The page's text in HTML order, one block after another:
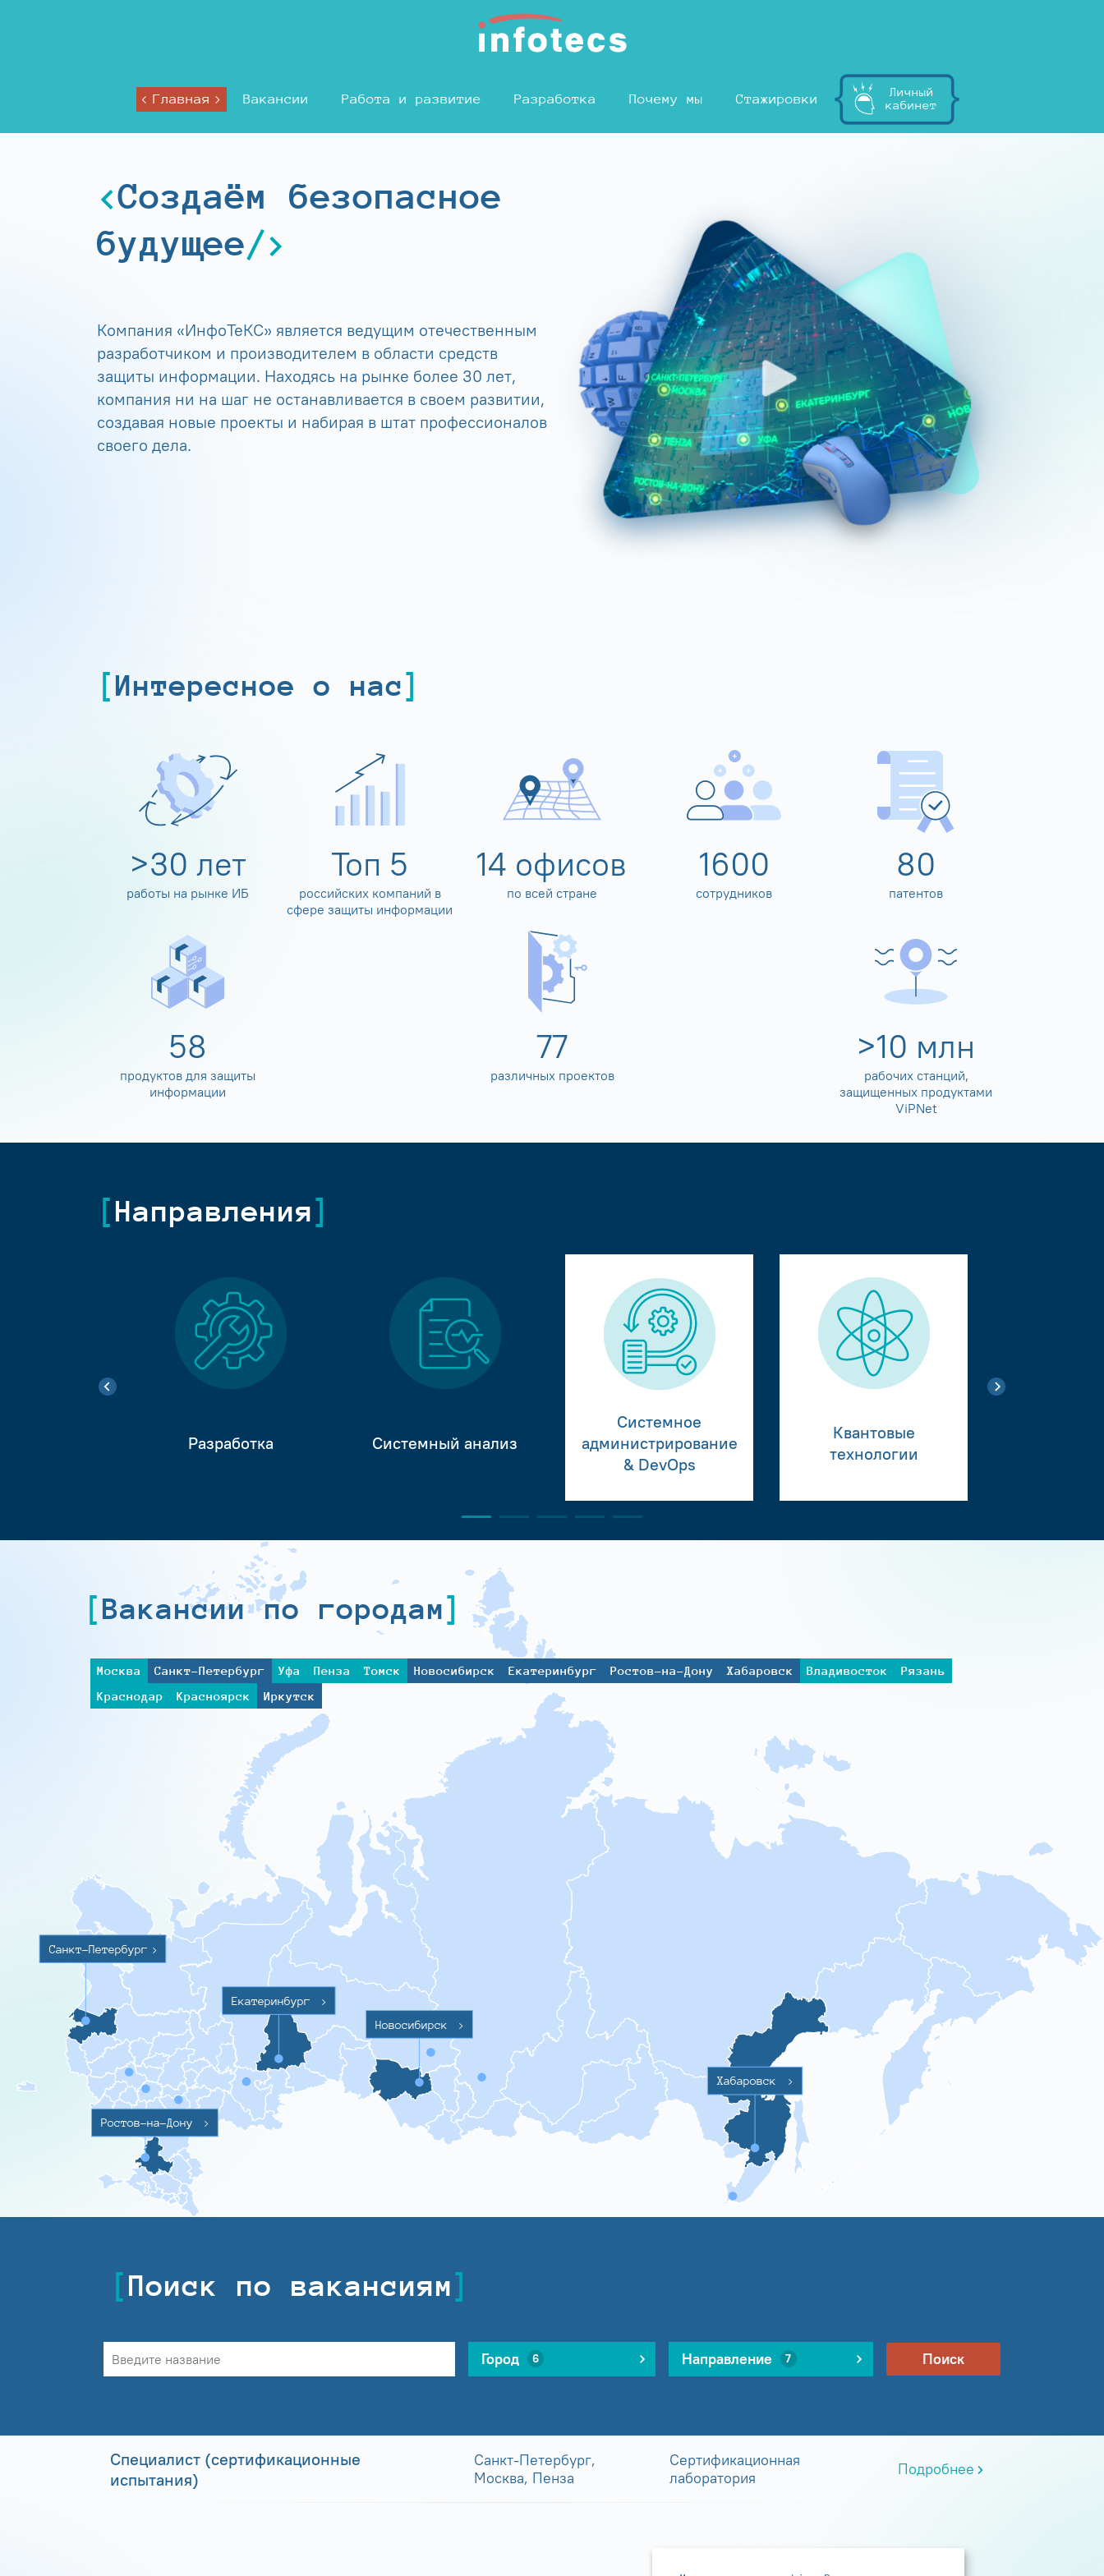
Главная Вакансии Работа и развитие Разработка Почему мы Стажировки
Личный
кабинет
Создаём безопасное
будущее
Компания «ИнфоТеКС» является ведущим отечественным
разработчиком и производителем в области средств
защиты информации. Находясь на рынке более 30 лет,
компания ни на шаг не останавливается в своем развитии,
создавая новые проекты и набирая в штат профессионалов
своего дела.
Интересное о нас
>30 лет
работы на рынке ИБ
Топ 5
российских компаний в
сфере защиты информации
14 офисов
по всей стране
1600
сотрудников
80
патентов
60
продуктов для защиты
информации
80
различных проектов
>10 млн
рабочих станций,
защищенных продуктами
ViPNet
Направления
Разработка Системный анализ
Системное
администрирование
& DevOps
Квантовые
технологии
Вакансии по городам
Москва Санкт-Петербург Уфа Пенза Томск Новосибирск Екатеринбург Ростов-на-Дону Хабаровск Владивосток
Рязань
Краснодар
Красноярск Иркутск
Санкт-Петербург >
Ростов-на-Дону >
Екатеринбург
>
Новосибирск
>
Хабаровск >
Поиск по вакансиям
Город 6 Направление 7 Поиск
Специалист (сертификационные
испытания)
Санкт-Петербург,
Москва, Пенза
Сертификационная
лаборатория
Подробнее